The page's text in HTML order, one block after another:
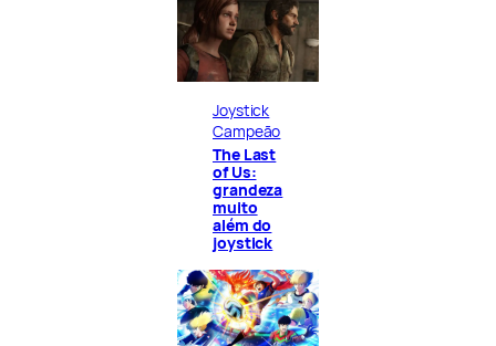
Joystick
Campeão
The Last
of Us:
grandeza
muito
além do
joystick